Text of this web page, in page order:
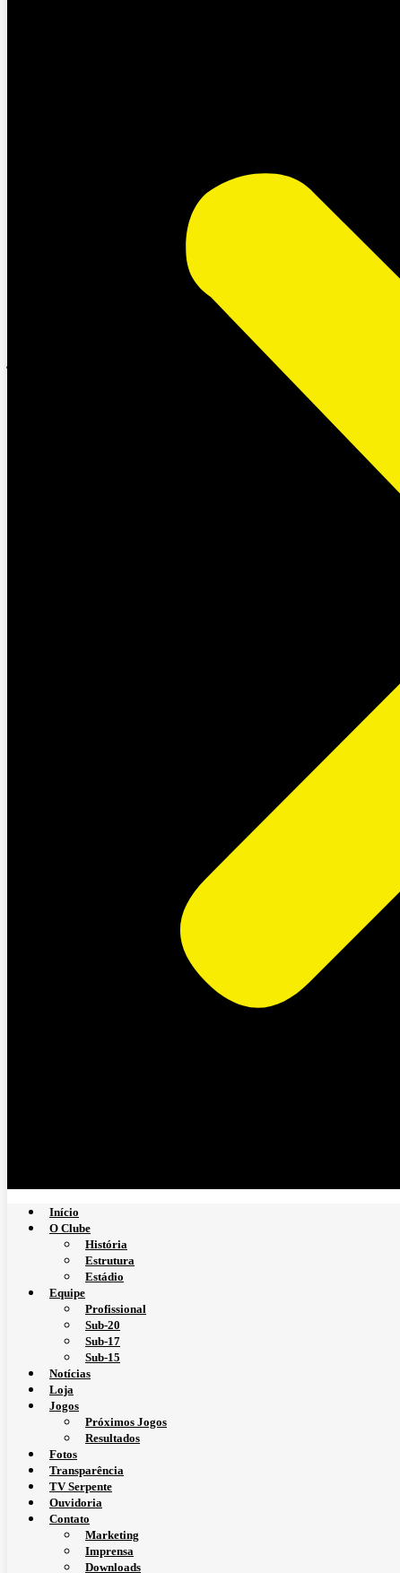
Início
O Clube
História
Estrutura
Estádio
Equipe
Profissional
Sub-20
Sub-17
Sub-15
Notícias
Loja
Jogos
Próximos Jogos
Resultados
Fotos
Transparência
TV Serpente
Ouvidoria
Contato
Marketing
Imprensa
Downloads